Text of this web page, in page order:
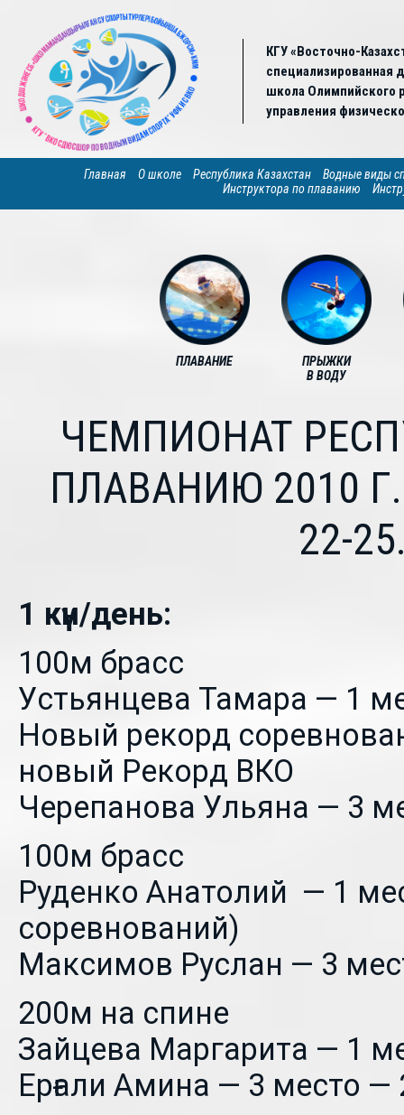
КГУ «Восточно-
специализированная
школа Олимпийского
управления
Главная О школе Республика Казахстан
Водные виды
Инструктора по плаванию
ПЛАВАНИЕ
ПРЫЖКИ
В ВОДУ
ЧЕМПИОНАТ
ПЛАВАНИЮ 2010
22-
1 күн/день:
100м брасс
Устьянцева Тамара — 1
Новый рекорд
новый Рекорд ВКО
Черепанова Ульяна — 3
100м брасс
Руденко Анатолий — 1
соревнований)
Максимов Руслан — 3
200м на спине
Зайцева Маргарита — 1
Ерғали Амина — 3 место —